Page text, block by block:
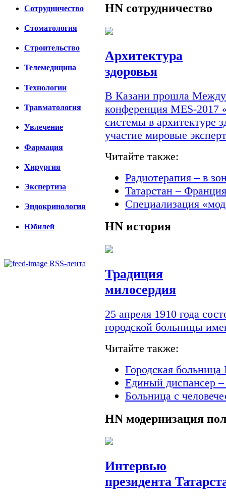
Сотрудничество
Стоматология
Строительство
Телемедицина
Технологии
Травматология
Увлечение
Фармация
Хирургия
Экспертиза
Эндокринология
Юбилей
RSS-лента
HN сотрудничество
Архитектура
здоровья
В Казани прошла
конференция MES-
системы в архитектуре
участие мировые
Читайте также:
Радиотерапия – в
Татарстан –
Специализация
HN история
Традиция
милосердия
25 апреля 1910 года
городской больницы
Читайте также:
Городская
Единый диспансер
Больница с
HN модернизация
Интервью
президента